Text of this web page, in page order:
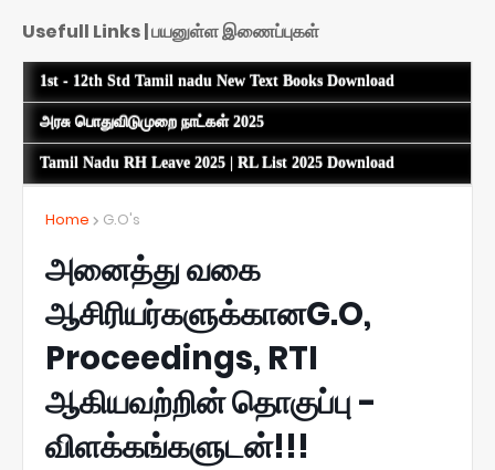
Usefull Links | பயனுள்ள இணைப்புகள்
1st - 12th Std Tamil nadu New Text Books Download
அரசு பொதுவிடுமுறை நாட்கள் 2025
Tamil Nadu RH Leave 2025 | RL List 2025 Download
Home G.O's
அனைத்து வகை
ஆசிரியர்களுக்கானG.O,
Proceedings, RTI
ஆகியவற்றின் தொகுப்பு -
விளக்கங்களுடன்!!!